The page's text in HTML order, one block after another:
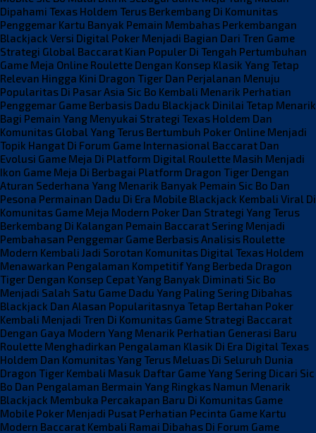
Dipahami Texas Holdem Terus Berkembang Di Komunitas
Penggemar Kartu Banyak Pemain Membahas Perkembangan
Blackjack Versi Digital Poker Menjadi Bagian Dari Tren Game
Strategi Global Baccarat Kian Populer Di Tengah Pertumbuhan
Game Meja Online Roulette Dengan Konsep Klasik Yang Tetap
Relevan Hingga Kini Dragon Tiger Dan Perjalanan Menuju
Popularitas Di Pasar Asia Sic Bo Kembali Menarik Perhatian
Penggemar Game Berbasis Dadu Blackjack Dinilai Tetap Menarik
Bagi Pemain Yang Menyukai Strategi Texas Holdem Dan
Komunitas Global Yang Terus Bertumbuh Poker Online Menjadi
Topik Hangat Di Forum Game Internasional Baccarat Dan
Evolusi Game Meja Di Platform Digital Roulette Masih Menjadi
Ikon Game Meja Di Berbagai Platform Dragon Tiger Dengan
Aturan Sederhana Yang Menarik Banyak Pemain Sic Bo Dan
Pesona Permainan Dadu Di Era Mobile Blackjack Kembali Viral Di
Komunitas Game Meja Modern Poker Dan Strategi Yang Terus
Berkembang Di Kalangan Pemain Baccarat Sering Menjadi
Pembahasan Penggemar Game Berbasis Analisis Roulette
Modern Kembali Jadi Sorotan Komunitas Digital Texas Holdem
Menawarkan Pengalaman Kompetitif Yang Berbeda Dragon
Tiger Dengan Konsep Cepat Yang Banyak Diminati Sic Bo
Menjadi Salah Satu Game Dadu Yang Paling Sering Dibahas
Blackjack Dan Alasan Popularitasnya Tetap Bertahan Poker
Kembali Menjadi Tren Di Komunitas Game Strategi Baccarat
Dengan Gaya Modern Yang Menarik Perhatian Generasi Baru
Roulette Menghadirkan Pengalaman Klasik Di Era Digital Texas
Holdem Dan Komunitas Yang Terus Meluas Di Seluruh Dunia
Dragon Tiger Kembali Masuk Daftar Game Yang Sering Dicari Sic
Bo Dan Pengalaman Bermain Yang Ringkas Namun Menarik
Blackjack Membuka Percakapan Baru Di Komunitas Game
Mobile Poker Menjadi Pusat Perhatian Pecinta Game Kartu
Modern Baccarat Kembali Ramai Dibahas Di Forum Game